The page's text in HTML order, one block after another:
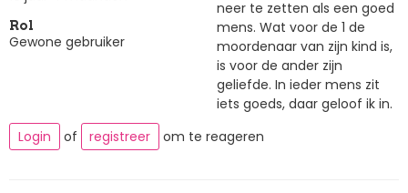
Rol
Gewone gebruiker
neer te zetten als een goed
mens. Wat voor de 1 de
moordenaar van zijn kind is,
is voor de ander zijn
geliefde. In ieder mens zit
iets goeds, daar geloof ik in.
Login
of registreer om te reageren